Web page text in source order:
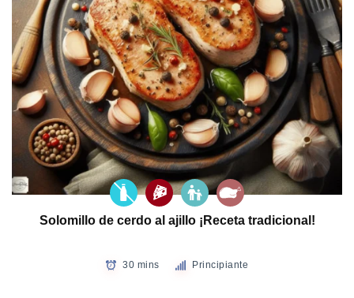
Solomillo de cerdo al ajillo ¡Receta tradicional!
30 mins Principiante